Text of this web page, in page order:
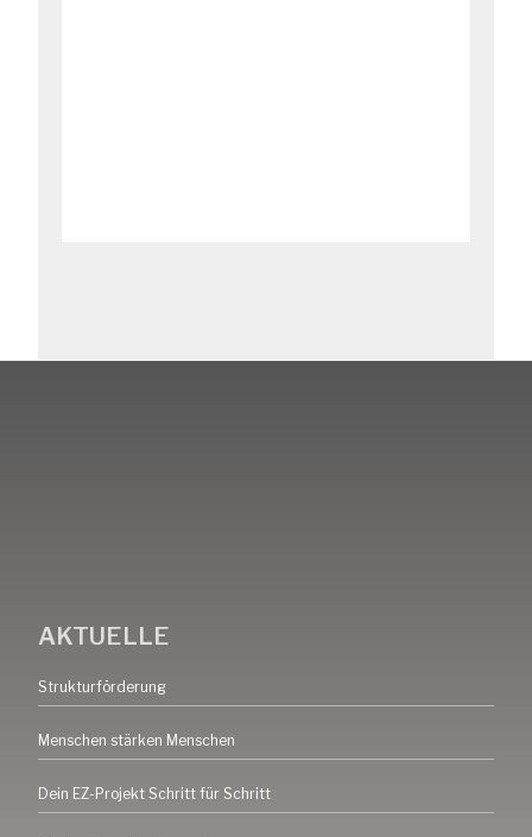
AKTUELLE
Strukturförderung
Menschen stärken Menschen
Dein EZ-Projekt Schritt für Schritt